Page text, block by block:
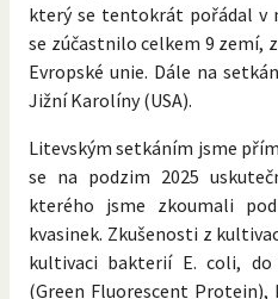
který se tentokrát pořádal v
se zúčastnilo celkem 9 zemí,
Evropské unie. Dále na
Jižní Karolíny (USA).
Litevským setkáním jsme
se na podzim 2025
kterého jsme zkoumali
kvasinek. Zkušenosti z
kultivaci bakterií E. coli, do
(Green Fluorescent